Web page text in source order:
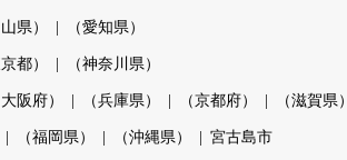
県） （愛知県）
都） （神奈川県）
大阪府） （兵庫県） （京都府） （滋賀県）
（福岡県） （沖縄県） 宮古島市